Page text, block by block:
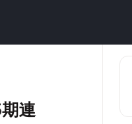
連